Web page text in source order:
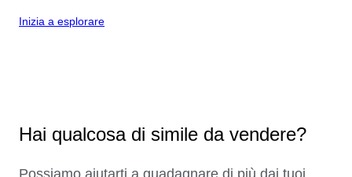
Inizia a esplorare
Hai qualcosa di simile da vendere?
Possiamo aiutarti a guadagnare di più dai tuoi